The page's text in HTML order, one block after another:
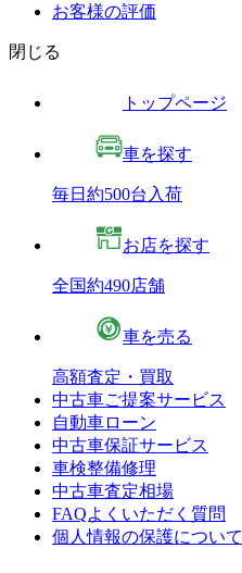
お客様の評価
閉じる
トップページ
車を探す
毎日約500台入荷
お店を探す
全国約490店舗
車を売る
高額査定・買取
中古車ご提案サービス
自動車ローン
中古車保証サービス
車検整備修理
中古車査定相場
FAQよくいただく質問
個人情報の保護について